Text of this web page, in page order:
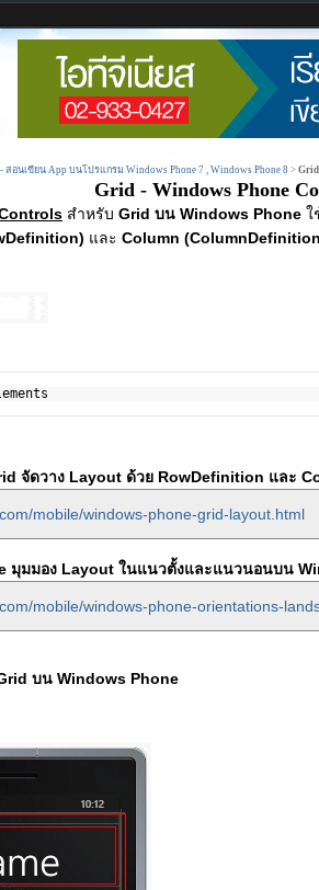
สอนเขียน App บนโปรแกรม Windows Phone 7 , Windows Phone 8 > Grid
Grid - Windows Phone
สำหรับ Grid บน Windows Phone ใ
และ Column
จัดวาง Layout ด้วย RowDefinition และ
mobile/windows-phone-grid-layout.html
มุมมอง Layout ในแนวตั้งและแนวนอนบน
mobile/windows-phone-orientations-
บน Windows Phone